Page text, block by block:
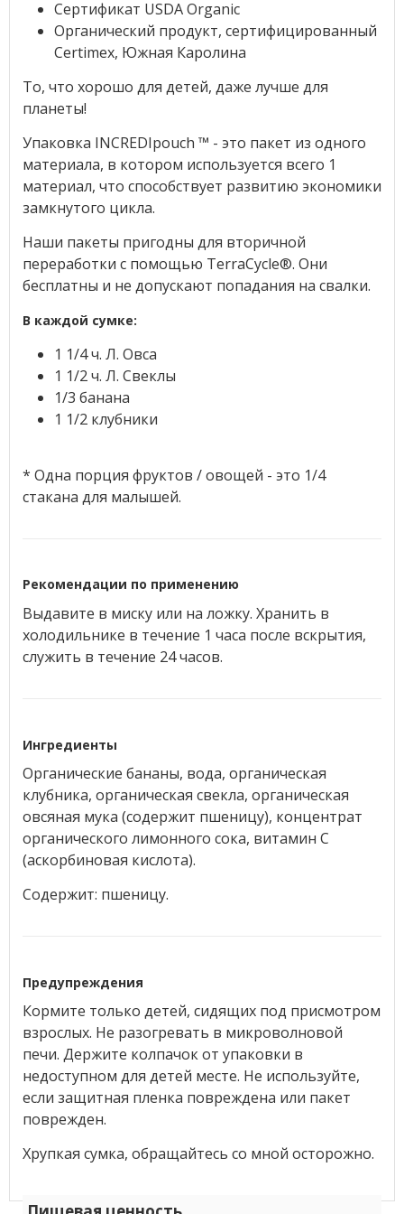
Сертификат USDA Organic
Органический продукт, сертифицированный
Certimex, Южная Каролина
То, что хорошо для детей, даже лучше для
планеты!
Упаковка INCREDIpouch ™ - это пакет из одного
материала, в котором используется всего 1
материал, что способствует развитию экономики
замкнутого цикла.
Наши пакеты пригодны для вторичной
переработки с помощью TerraCycle®. Они
бесплатны и не допускают попадания на свалки.
В каждой сумке:
1 1/4 ч. Л. Овса
1 1/2 ч. Л. Свеклы
1/3 банана
1 1/2 клубники
* Одна порция фруктов / овощей - это 1/4
стакана для малышей.
Рекомендации по применению
Выдавите в миску или на ложку. Хранить в
холодильнике в течение 1 часа после вскрытия,
служить в течение 24 часов.
Ингредиенты
Органические бананы, вода, органическая
клубника, органическая свекла, органическая
овсяная мука (содержит пшеницу), концентрат
органического лимонного сока, витамин С
(аскорбиновая кислота).
Содержит: пшеницу.
Предупреждения
Кормите только детей, сидящих под присмотром
взрослых. Не разогревать в микроволновой
печи. Держите колпачок от упаковки в
недоступном для детей месте. Не используйте,
если защитная пленка повреждена или пакет
поврежден.
Хрупкая сумка, обращайтесь со мной осторожно.